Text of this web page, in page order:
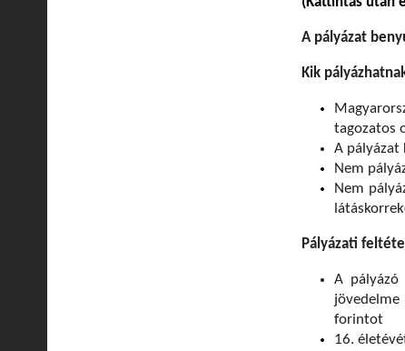
A pályázat
Kik
tagozatos
A pályázat
Nem
Nem
Pályázati
A
forintot
16.